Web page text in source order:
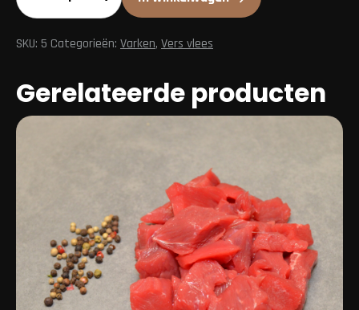
aantal
SKU: 5 Categorieën: Varken, Vers vlees
Gerelateerde producten